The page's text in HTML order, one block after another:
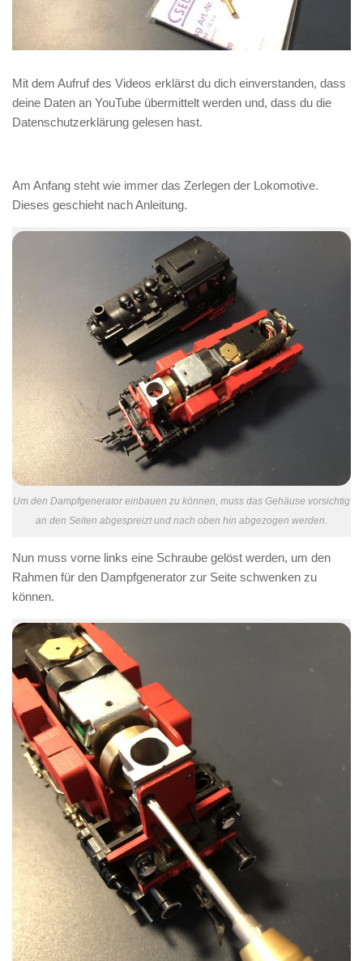
Mit dem Aufruf des Videos erklärst du dich einverstanden, dass
deine Daten an YouTube übermittelt werden und, dass du die
Datenschutzerklärung gelesen hast.
Am Anfang steht wie immer das Zerlegen der Lokomotive.
Dieses geschieht nach Anleitung.
Um den Dampfgenerator einbauen zu können, muss das Gehäuse vorsichtig
an den Seiten abgespreizt und nach oben hin abgezogen werden.
Nun muss vorne links eine Schraube gelöst werden, um den
Rahmen für den Dampfgenerator zur Seite schwenken zu
können.